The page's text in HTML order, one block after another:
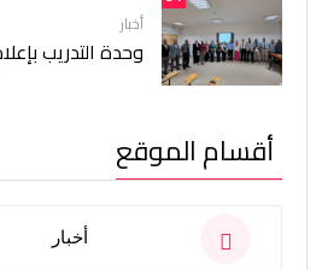
أخبار
وحدة التدريب
أقسام الموقع
أخبار